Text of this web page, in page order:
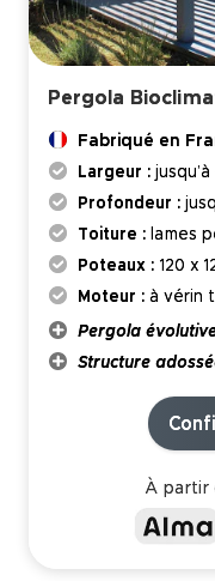
Pergola
Fabriqué en
Largeur :
Profondeur :
Toiture : lames
Poteaux : 120 x
Moteur : à vérin
Pergola
Structure
À partir